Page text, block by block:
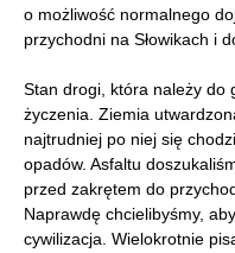
o możliwość normalnego
przychodni na Słowikach i
Stan drogi, która należy do
życzenia. Ziemia
najtrudniej po niej się
opadów. Asfaltu
przed zakrętem do
Naprawdę chcielibyśmy,
cywilizacja. Wielokrotnie